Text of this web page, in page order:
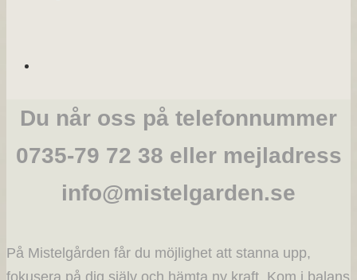
Du når oss på telefonnummer
0735-79 72 38 eller mejladress
info@mistelgarden.se
På Mistelgården får du möjlighet att stanna upp,